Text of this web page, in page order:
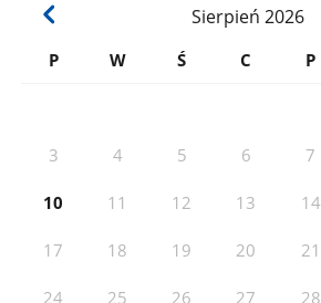
Sierpień 2026
P W Ś C P
3 4 5 6 7
10 11 12 13 14
17 18 19 20 21
24 25 26 27 28